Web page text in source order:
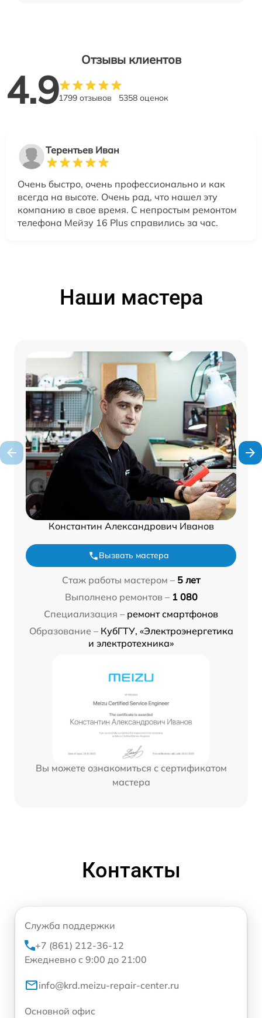
Отзывы клиентов
4.91799 отзывов 5358 оценок
Терентьев Иван
Очень быстро, очень профессионально и как
всегда на высоте. Очень рад, что нашел эту
компанию в свое время. С непростым ремонтом
телефона Мейзу 16 Plus справились за час.
Наши мастера
Константин Александрович Иванов
Вызвать мастера
Стаж работы мастером – 5 лет
Выполнено ремонтов – 1 080
Специализация – ремонт смартфонов
Образование – КубГТУ, «Электроэнергетика
и электротехника»
Вы можете ознакомиться с сертификатом
мастера
Контакты
Служба поддержки
+7 (861) 212-36-12
Ежедневно с 9:00 до 21:00
info@krd.meizu-repair-center.ru
Основной офис